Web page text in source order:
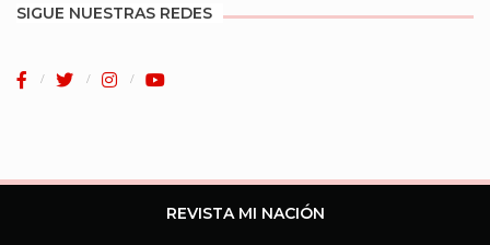
SIGUE NUESTRAS REDES
REVISTA MI NACIÓN